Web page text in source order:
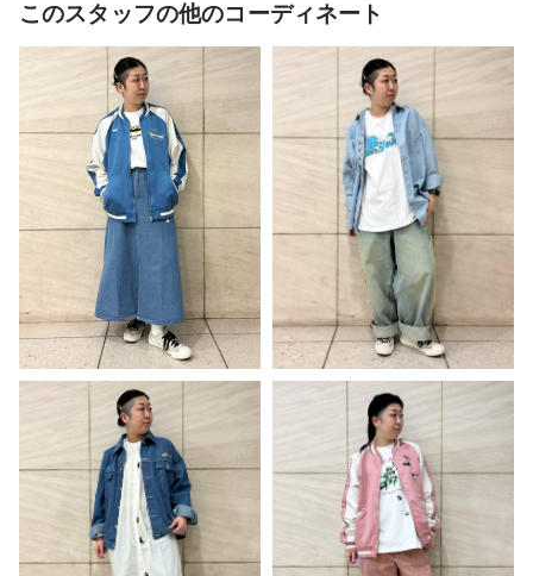
このスタッフの他のコーディネート